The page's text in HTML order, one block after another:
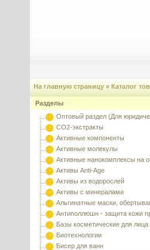
На главную страницу » Каталог
Разделы
Оптовый раздел (Для
CO2-экстракты
Активные компоненты
Активные молекулы
Активные нанокомплексы на
Активы Anti-Age
Активы из водорослей
Активы с минералами
Альгинатные маски,
Антиполлюшн - защита кожи
Базы косметические для
Биотехнологии
Бисер для ванн